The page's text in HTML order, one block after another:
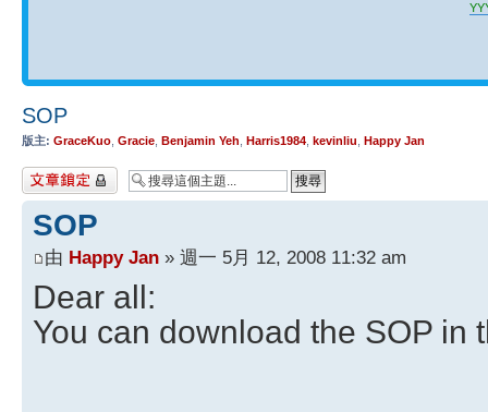
SOP
版主: GraceKuo Gracie Benjamin Yeh Harris1984 kevinliu Happy Jan
主題已鎖定
SOP
由 Happy Jan » 週一 5月 12, 2008 11:32 am
Dear all:
You can download the SOP in